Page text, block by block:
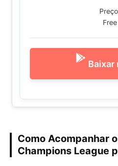
Free
Baixar
Como Acompanhar
Champions League